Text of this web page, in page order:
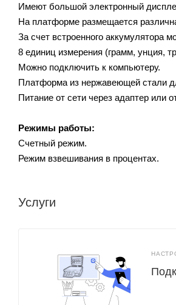
Имеют большой электронный
На платформе размещается
За счет встроенного аккумулятора
8 единиц измерения (грамм, унция,
Можно подключить к компьютеру.
Платформа из нержавеющей стали
Питание от сети через адаптер или
Режимы работы:
Счетный режим.
Режим взвешивания в процентах.
Услуги